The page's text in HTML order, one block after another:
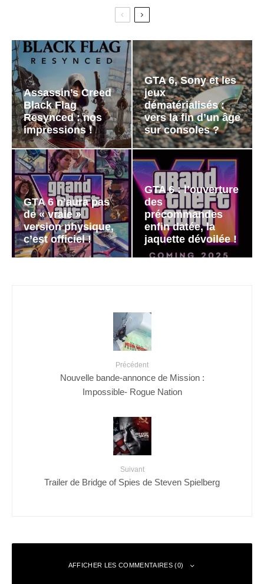
Assassin’s Creed
Black Flag
Resynced : nos
impressions !
GTA 6, Sony et les
jeux
dématérialisés :
vers la fin d’un âge
sur consoles ?
GTA 6 n’aura pas
de « vraie »
version physique,
c’est officiel !
GTA 6 : l’ouverture
des
précommandes
enfin datée, la
jaquette dévoilée !
Précédent
Nouvelle bande-annonce de Mission :
Impossible- Rogue Nation
Suivant
Trailer de Bridge of Spies de Steven Spielberg
AFFICHER LES COMMENTAIRES (0)